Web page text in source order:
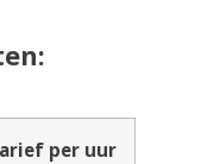
per uur